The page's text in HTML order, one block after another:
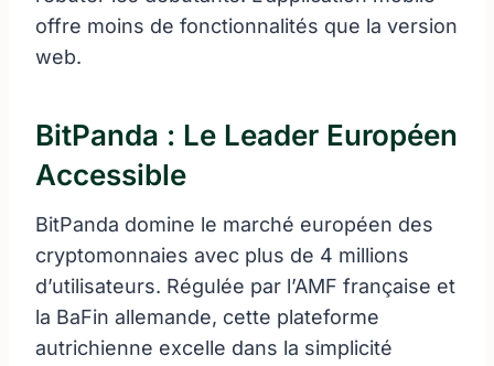
offre moins de fonctionnalités que la version
web.
BitPanda : Le Leader Européen
Accessible
BitPanda domine le marché européen des
cryptomonnaies avec plus de 4 millions
d’utilisateurs. Régulée par l’AMF française et
la BaFin allemande, cette plateforme
autrichienne excelle dans la simplicité